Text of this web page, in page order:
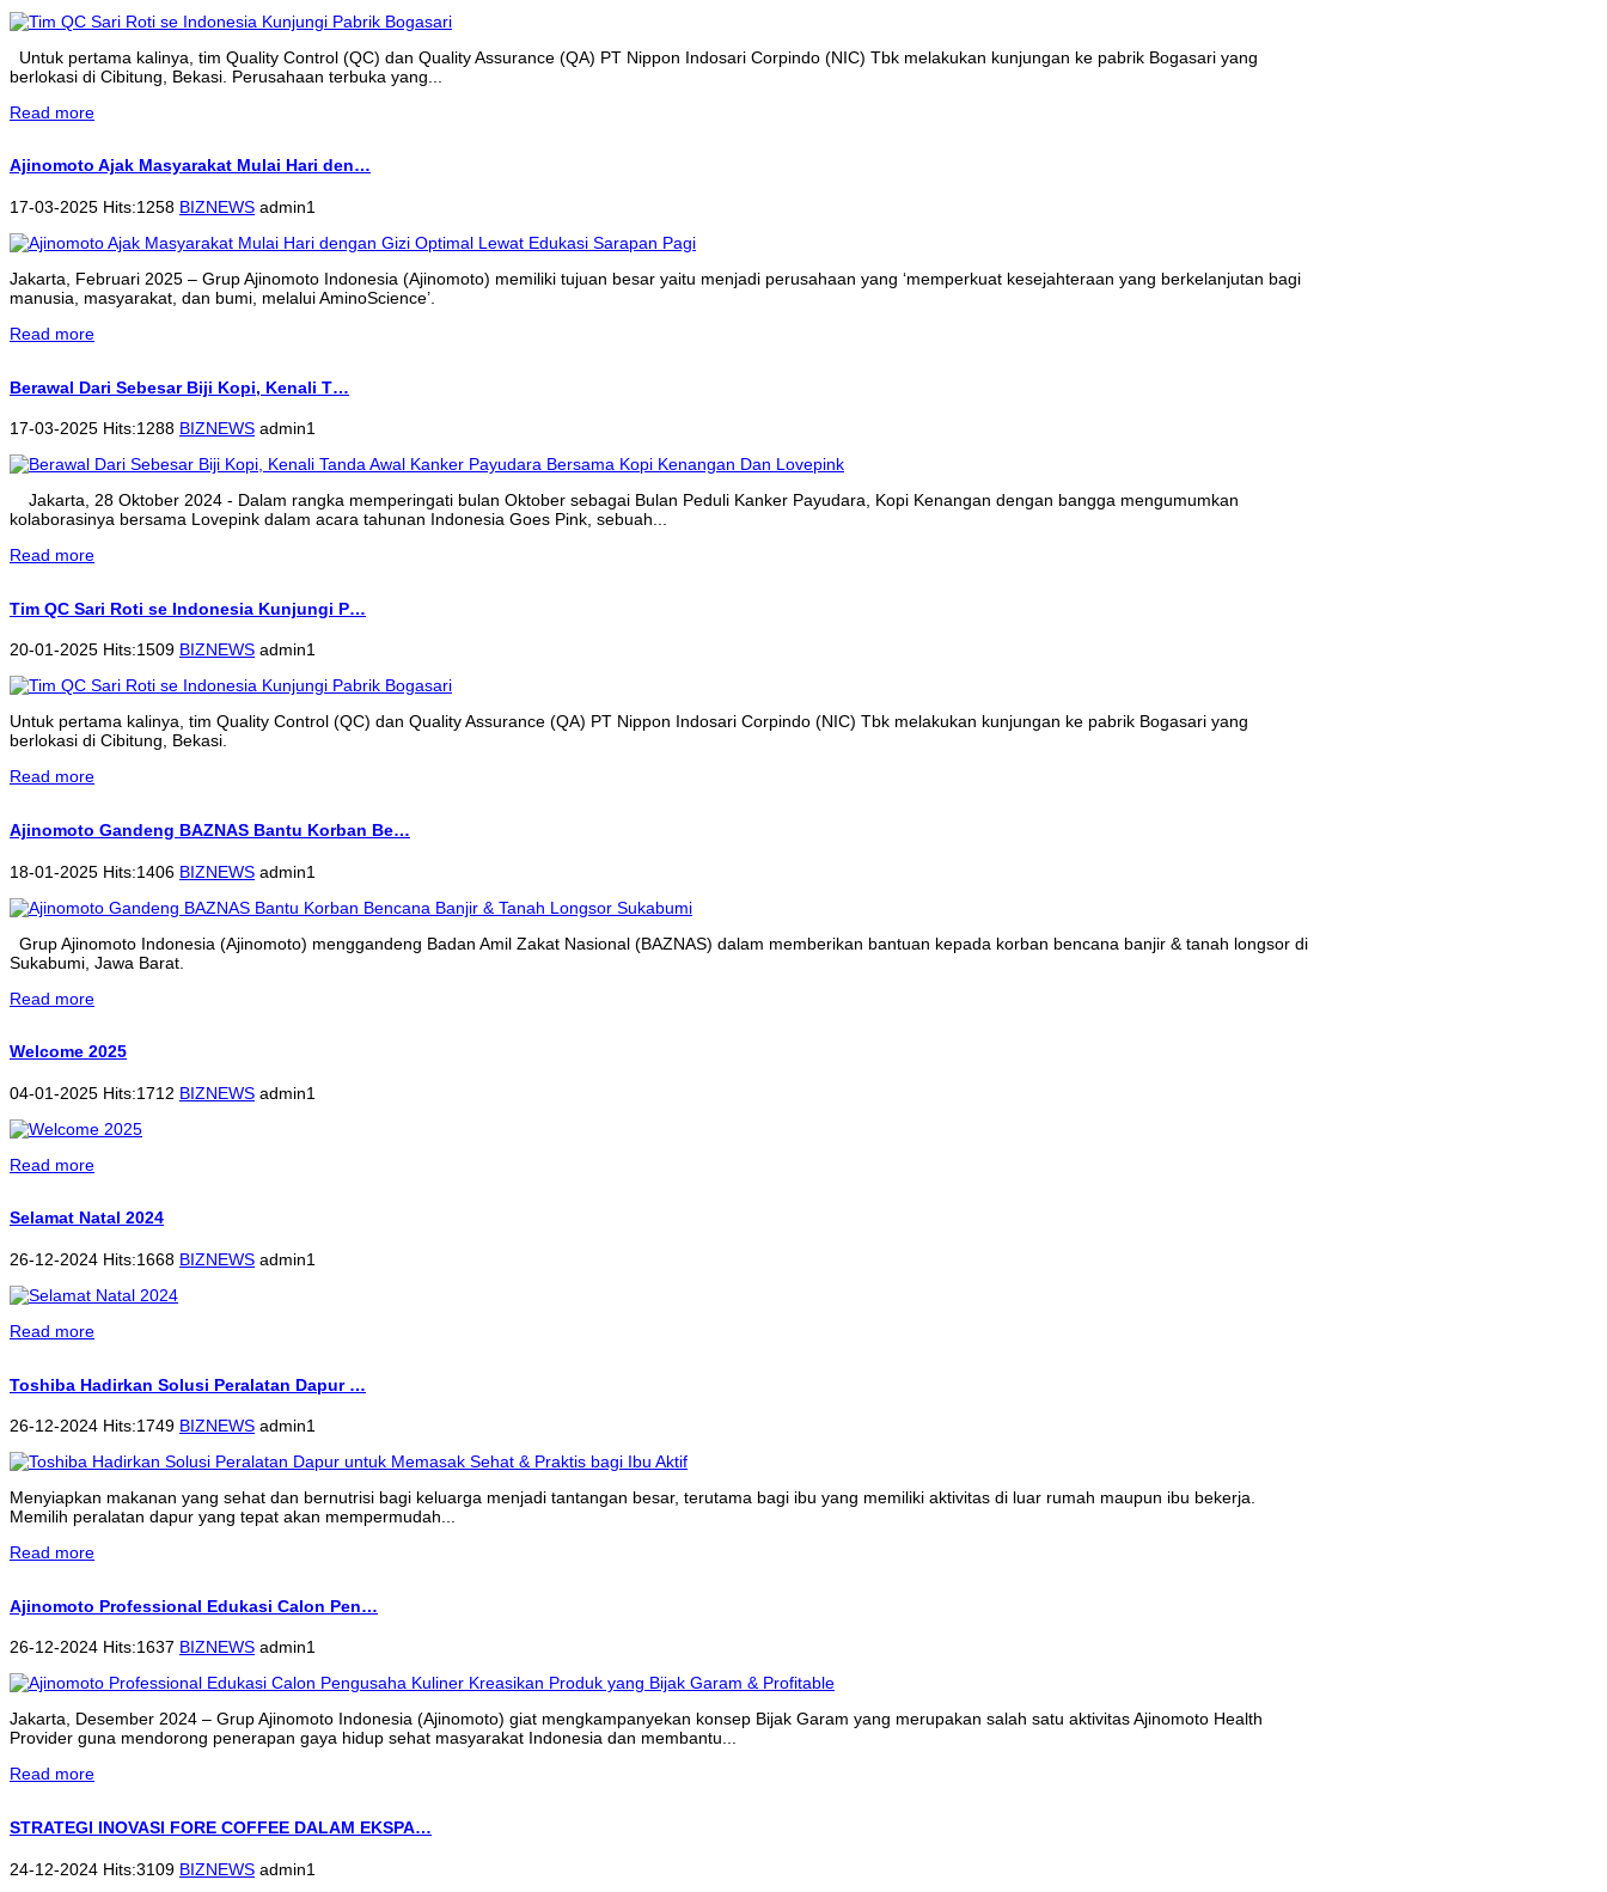
Untuk pertama kalinya, tim Quality Control (QC) dan Quality Assurance (QA) PT Nippon Indosari Corpindo (NIC) Tbk melakukan kunjungan ke pabrik Bogasari yang
berlokasi di Cibitung, Bekasi. Perusahaan terbuka yang...
Read more
Ajinomoto Ajak Masyarakat Mulai Hari den…
17-03-2025 Hits:1258 BIZNEWS admin1
Jakarta, Februari 2025 – Grup Ajinomoto Indonesia (Ajinomoto) memiliki tujuan besar yaitu menjadi perusahaan yang ‘memperkuat kesejahteraan yang berkelanjutan bagi
manusia, masyarakat, dan bumi, melalui AminoScience’.
Read more
Berawal Dari Sebesar Biji Kopi, Kenali T…
17-03-2025 Hits:1288 BIZNEWS admin1
Jakarta, 28 Oktober 2024 - Dalam rangka memperingati bulan Oktober sebagai Bulan Peduli Kanker Payudara, Kopi Kenangan dengan bangga mengumumkan
kolaborasinya bersama Lovepink dalam acara tahunan Indonesia Goes Pink, sebuah...
Read more
Tim QC Sari Roti se Indonesia Kunjungi P…
20-01-2025 Hits:1509 BIZNEWS admin1
Untuk pertama kalinya, tim Quality Control (QC) dan Quality Assurance (QA) PT Nippon Indosari Corpindo (NIC) Tbk melakukan kunjungan ke pabrik Bogasari yang
berlokasi di Cibitung, Bekasi.
Read more
Ajinomoto Gandeng BAZNAS Bantu Korban Be…
18-01-2025 Hits:1406 BIZNEWS admin1
Grup Ajinomoto Indonesia (Ajinomoto) menggandeng Badan Amil Zakat Nasional (BAZNAS) dalam memberikan bantuan kepada korban bencana banjir & tanah longsor di
Sukabumi, Jawa Barat.
Read more
Welcome 2025
04-01-2025 Hits:1712 BIZNEWS admin1
Read more
Selamat Natal 2024
26-12-2024 Hits:1668 BIZNEWS admin1
Read more
Toshiba Hadirkan Solusi Peralatan Dapur …
26-12-2024 Hits:1749 BIZNEWS admin1
Menyiapkan makanan yang sehat dan bernutrisi bagi keluarga menjadi tantangan besar, terutama bagi ibu yang memiliki aktivitas di luar rumah maupun ibu bekerja.
Memilih peralatan dapur yang tepat akan mempermudah...
Read more
Ajinomoto Professional Edukasi Calon Pen…
26-12-2024 Hits:1637 BIZNEWS admin1
Jakarta, Desember 2024 – Grup Ajinomoto Indonesia (Ajinomoto) giat mengkampanyekan konsep Bijak Garam yang merupakan salah satu aktivitas Ajinomoto Health
Provider guna mendorong penerapan gaya hidup sehat masyarakat Indonesia dan membantu...
Read more
STRATEGI INOVASI FORE COFFEE DALAM EKSPA…
24-12-2024 Hits:3109 BIZNEWS admin1